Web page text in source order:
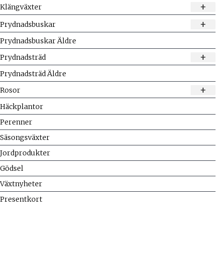
+
Klängväxter
+
Prydnadsbuskar
Prydnadsbuskar Äldre
+
Prydnadsträd
Prydnadsträd Äldre
+
Rosor
Häckplantor
Perenner
Säsongsväxter
Jordprodukter
Gödsel
Växtnyheter
Presentkort